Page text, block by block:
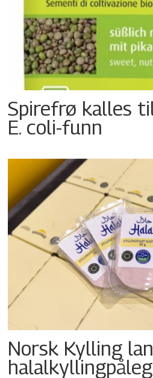
Spirefrø kalles
E. coli-funn
Norsk Kylling